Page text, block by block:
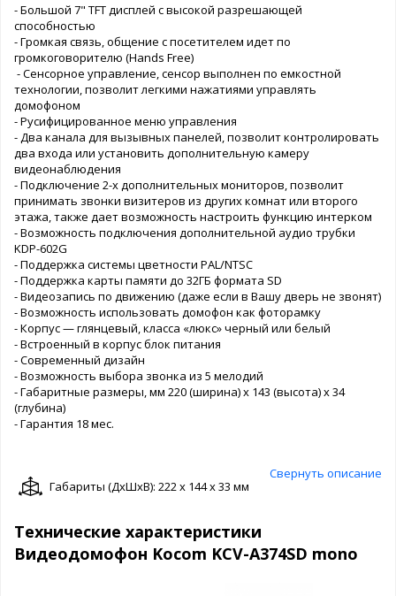
- Большой 7" TFT дисплей с высокой разрешающей
способностью
- Громкая связь, общение с посетителем идет по
громкоговорителю (Hands Free)
- Сенсорное управление, сенсор выполнен по емкостной
технологии, позволит легкими нажатиями управлять
домофоном
- Русифицированное меню управления
- Два канала для вызывных панелей, позволит контролировать
два входа или установить дополнительную камеру
видеонаблюдения
- Подключение 2-х дополнительных мониторов, позволит
принимать звонки визитеров из других комнат или второго
этажа, также дает возможность настроить функцию интерком
- Возможность подключения дополнительной аудио трубки
KDP-602G
- Поддержка системы цветности PAL/NTSC
- Поддержка карты памяти до 32ГБ формата SD
- Видеозапись по движению (даже если в Вашу дверь не звонят)
- Возможность использовать домофон как фоторамку
- Корпус — глянцевый, класса «люкс» черный или белый
- Встроенный в корпус блок питания
- Современный дизайн
- Возможность выбора звонка из 5 мелодий
- Габаритные размеры, мм 220 (ширина) x 143 (высота) x 34
(глубина)
- Гарантия 18 мес.
Свернуть описание
Габариты (ДxШxВ): 222 x 144 x 33 мм
Технические характеристики
Видеодомофон Kocom KCV-A374SD mono